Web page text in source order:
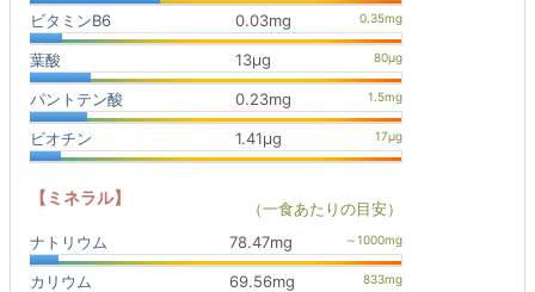
ビタミンB6 0.03mg
葉酸 13μg
パントテン酸 0.23mg
ビオチン 1.41μg
【ミネラル】
（一食あたりの目安）
ナトリウム
78.47mg
カリウム 69.56mg